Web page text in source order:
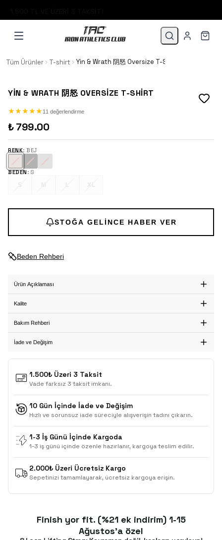
Tüm Ürünler T-shirt Yin & Wrath 阴怒 Oversize T-Shirt
YIN & WRATH 阴怒 OVERSIZE T-SHIRT
★
★★
★★
★★
★★
★ 11 değerlendirme
₺ 799.00
RENK: BEJ
BEDEN : S
S
M L XL
Beden Rehberi
STOĞA GELINCE HABER VER
Ürün Açıklaması
Kalite
Bakım Rehberi
İade ve Değişim
1.500₺ Üzeri 3 Taksit
Vade farksız 3 taksit imkanı.
10 Gün İçinde İade ve Değişim
Hızlı ve sorunsuz iade süreciyle alışverişin tadını çıkarın.
1-3 İş Günü İçinde Kargoda
1-3 iş günü içinde özenle hazırlanır, kargoya teslim edilir.
2.000₺ Üzeri Ücretsiz Kargo
Sepetinizi tamamlayarak, ücretsiz kargoya erişin.
Finish yor fit. (%21 ek indirim) 1-15
Ağustos'a özel